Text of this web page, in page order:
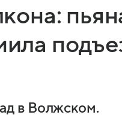
в Волжском.